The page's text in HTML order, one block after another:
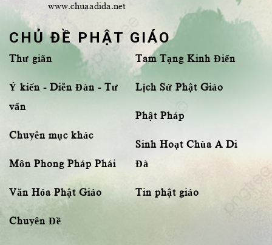
www.chuaadida.net
CHỦ ĐỀ PHẬT GIÁO
Thư giãn
Ý kiến - Diễn Đàn - Tư
vấn
Chuyên mục khác
Môn Phong Pháp Phái
Văn Hóa Phật Giáo
Chuyên Đề
Tam Tạng Kinh Điển
Lịch Sử Phật Giáo
Phật Pháp
Sinh Hoạt Chùa A Di
Đà
Tin phật giáo